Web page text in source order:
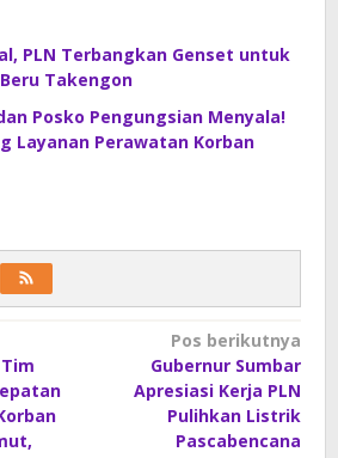
PLN Terbangkan Genset untuk
Takengon
Posko Pengungsian Menyala!
Layanan Perawatan Korban
Tim
Pos berikutnya
Gubernur Sumbar
Apresiasi Kerja PLN
Pulihkan Listrik
Pascabencana